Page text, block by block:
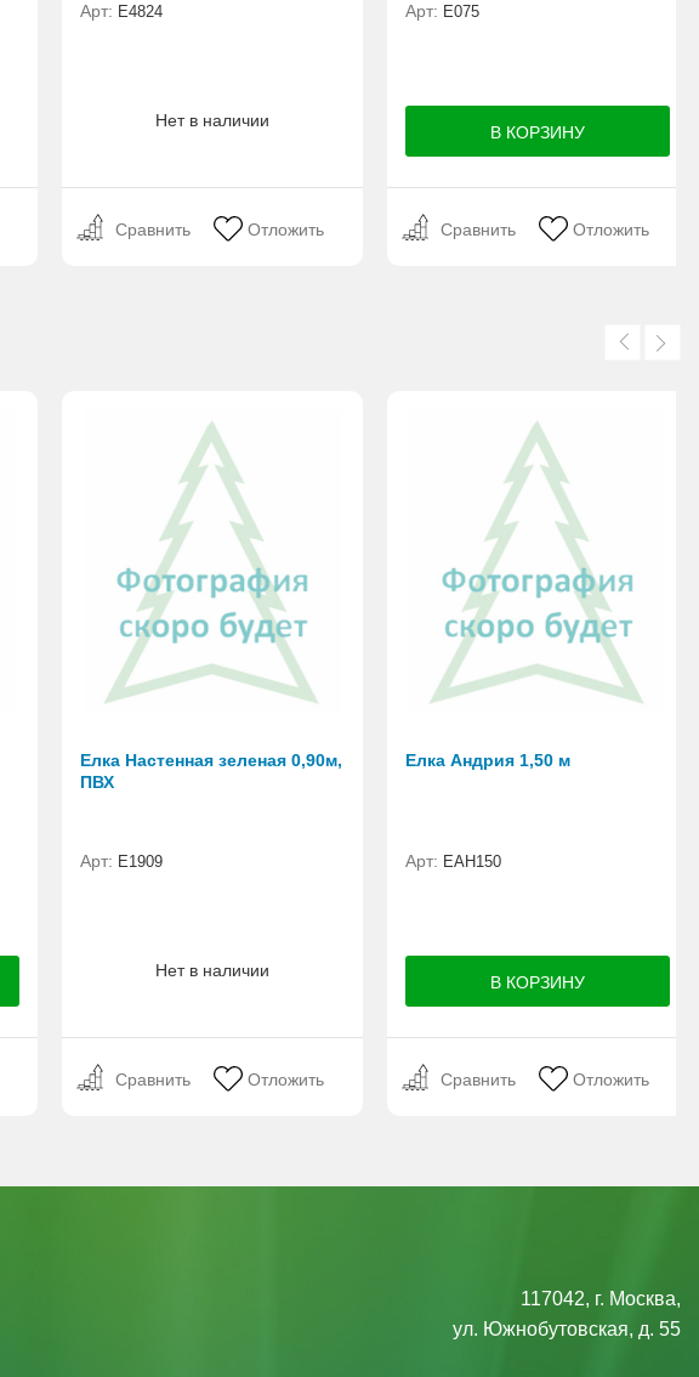
Арт: Е4824
Нет в наличии
Сравнить Отложить
Арт: E075
Сравнить Отложить
Елка Настенная зеленая 0,90м,
ПВХ
Арт: E1909
Нет в наличии
Сравнить Отложить
Елка Андрия 1,50 м
Арт: ЕАН150
Сравнить Отложить
117042, г. Москва,
ул. Южнобутовская, д. 55